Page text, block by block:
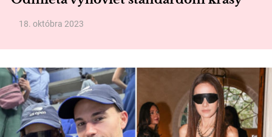
18. októbra 2023